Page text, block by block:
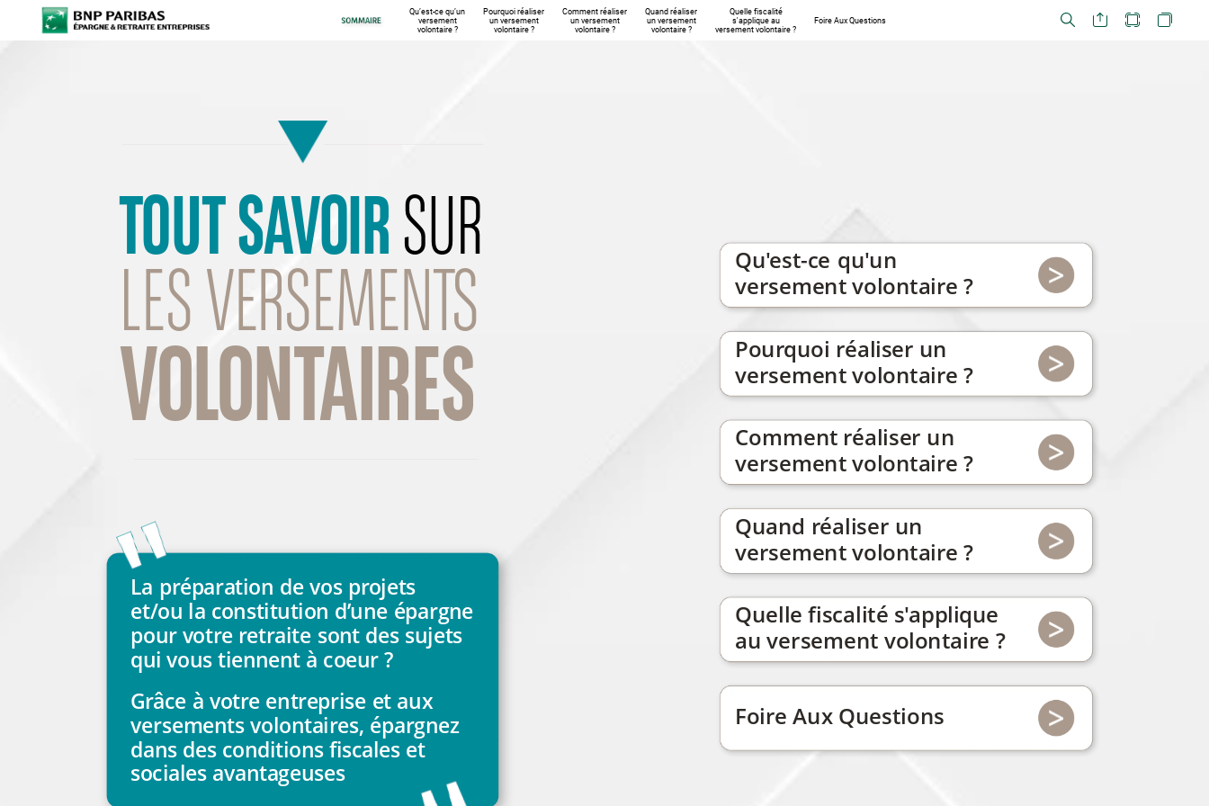
Qu’est-ce qu’un
versement
volontaire ?
Pourquoi réaliser
un versement
volontaire ?
Comment réaliser
un versement
volontaire ?
Quand réaliser
un versement
volontaire ?
Quelle fiscalité
s'applique au
versement volontaire ?
Foire Aux Questions
La préparation de vos projets
et/ou la constitution d’une épargne
pour votre retraite sont des sujets
qui vous tiennent à coeur ?
Grâce à votre entreprise et aux
versements volontaires, épargnez
dans des conditions fiscales et
sociales avantageuses
LESVERSEMENTS
VOLONTAIRES
TOUTSAVOIRSUR Qu'est-ce qu'un
versementvolontaire ?
Pourquoi réaliser un
versementvolontaire ?
Comment réaliser un
versementvolontaire ?
Quand réaliser un
versementvolontaire ?
Quelle fiscalité s'applique
au versement volontaire ?
Foire Aux Questions